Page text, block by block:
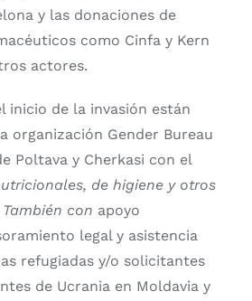
y las donaciones de
como Cinfa y Kern
actores.
inicio de la invasión están
organización Gender Bureau
Poltava y Cherkasi con el
de higiene y otros
con apoyo
legal y asistencia
refugiadas y/o solicitantes
de Ucrania en Moldavia y